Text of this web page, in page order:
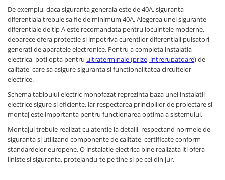
De exemplu, daca siguranta generala este de 40A, siguranta
diferentiala trebuie sa fie de minimum 40A. Alegerea unei sigurante
diferentiale de tip A este recomandata pentru locuintele moderne,
deoarece ofera protectie si impotriva curentilor diferentiali pulsatori
generati de aparatele electronice. Pentru a completa instalatia
electrica, poti opta pentru ultraterminale (prize, intrerupatoare)de
calitate, care sa asigure siguranta si functionalitatea circuitelor
electrice.
Schema tabloului electric monofazat reprezinta baza unei instalatii
electrice sigure si eficiente, iar respectarea principiilor de proiectare si
montaj este importanta pentru functionarea optima a sistemului.
Montajul trebuie realizat cu atentie la detalii, respectand normele de
siguranta si utilizand componente de calitate, certificate conform
standardelor europene. O instalatie electrica bine realizata iti ofera
liniste si siguranta, protejandu-te pe tine si pe cei din jur.